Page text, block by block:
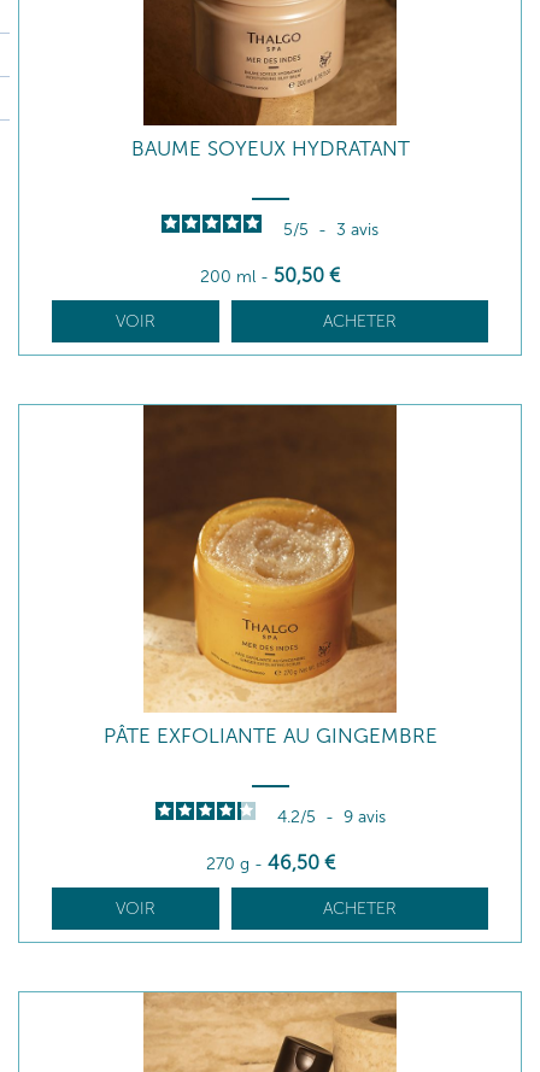
BAUME SOYEUX HYDRATANT
5/5 - 3 avis
200 ml - 50,50 €
VOIR ACHETER
PÂTE EXFOLIANTE AU GINGEMBRE
4.2/5 - 9 avis
270 g - 46,50 €
VOIR ACHETER